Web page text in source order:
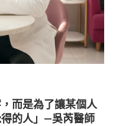
而是為了讓某個人
的人」—吳芮醫師